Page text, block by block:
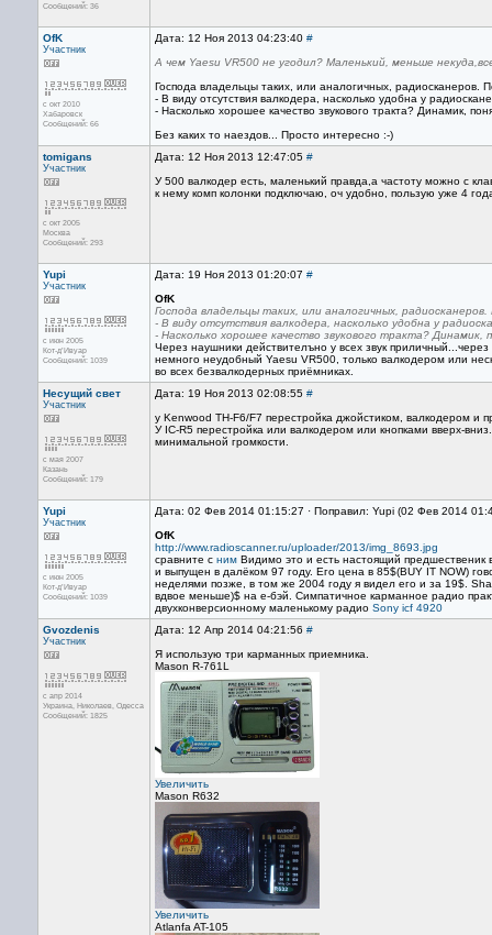
Сообщений: 36
OfK
Участник
с окт 2010
Хабаровск
Сообщений: 66
Дата: 12 Ноя 2013 04:23:40 #
А чем Yaesu VR500 не угодил? Маленький, меньше
Господа владельцы таких, или аналогичных, радиосканеров.
- В виду отсутствия валкодера, насколько удобна у
- Насколько хорошее качество звукового тракта? Динамик,
Без каких то наездов... Просто интересно :-)
tomigans
Участник
с окт 2005
Москва
Сообщений: 293
Дата: 12 Ноя 2013 12:47:05 #
У 500 валкодер есть, маленький правда,а частоту можно с
к нему комп колонки подключаю, оч удобно, пользую уже 4
Yupi
Участник
с июн 2005
Кот-д’Ивуар
Сообщений: 1039
Дата: 19 Ноя 2013 01:20:07 #
OfK
Господа владельцы таких, или аналогичных,
- В виду отсутствия валкодера, насколько удобна у
- Насколько хорошее качество звукового тракта?
Через наушники действителъно у всех звук
немного неудобный Yaesu VR500, только валкодером или
во всех безвалкодерных приёмниках.
Несущий свет
Участник
с мая 2007
Казань
Сообщений: 179
Дата: 19 Ноя 2013 02:08:55 #
у Kenwood TH-F6/F7 перестройка джойстиком, валкодером
У IC-R5 перестройка или валкодером или кнопками вверх-
минимальной громкости.
Yupi
Участник
с июн 2005
Кот-д’Ивуар
Сообщений: 1039
Дата: 02 Фев 2014 01:15:27 · Поправил: Yupi (02 Фев 2014
OfK
http://www.radioscanner.ru/uploader/2013/img_8693.jpg
сравните с ним Видимо это и есть настоящий предшественик
и выпущен в далёком 97 году. Его цена в 85$(BUY IT NOW)
неделями позже, в том же 2004 году я видел его и за 19$.
вдвое меньше)$ на е-бэй. Симпатичное карманное радио
двухконверсионному маленькому радио Sony icf 4920
Gvozdenis
Участник
с апр 2014
Украина, Николаев, Одесса
Сообщений: 1825
Дата: 12 Апр 2014 04:21:56 #
Я использую три карманных приемника.
Mason R-761L
Увеличить
Mason R632
Увеличить
Atlanfa AT-105